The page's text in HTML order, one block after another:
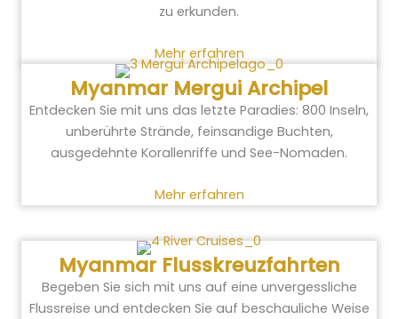
zu erkunden.
Mehr erfahren
Myanmar Mergui Archipel
Entdecken Sie mit uns das letzte Paradies: 800 Inseln,
unberührte Strände, feinsandige Buchten,
ausgedehnte Korallenriffe und See-Nomaden.
Mehr erfahren
Myanmar Flusskreuzfahrten
Begeben Sie sich mit uns auf eine unvergessliche
Flussreise und entdecken Sie auf beschauliche Weise